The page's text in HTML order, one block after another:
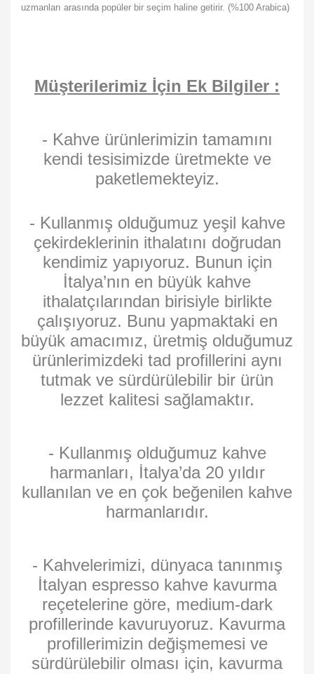
uzmanları arasında popüler bir seçim haline getirir. (%100 Arabica)
Müşterilerimiz İçin Ek Bilgiler :
- Kahve ürünlerimizin tamamını
kendi tesisimizde üretmekte ve
paketlemekteyiz.
- Kullanmış olduğumuz yeşil kahve
çekirdeklerinin ithalatını doğrudan
kendimiz yapıyoruz. Bunun için
İtalya’nın en büyük kahve
ithalatçılarından birisiyle birlikte
çalışıyoruz. Bunu yapmaktaki en
büyük amacımız, üretmiş olduğumuz
ürünlerimizdeki tad profillerini aynı
tutmak ve sürdürülebilir bir ürün
lezzet kalitesi sağlamaktır.
- Kullanmış olduğumuz kahve
harmanları, İtalya’da 20 yıldır
kullanılan ve en çok beğenilen kahve
harmanlarıdır.
- Kahvelerimizi, dünyaca tanınmış
İtalyan espresso kahve kavurma
reçetelerine göre, medium-dark
profillerinde kavuruyoruz. Kavurma
profillerimizin değişmemesi ve
sürdürülebilir olması için, kavurma